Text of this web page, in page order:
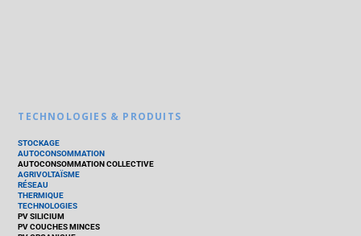
TECHNOLOGIES & PRODUITS
STOCKAGE
AUTOCONSOMMATION
AUTOCONSOMMATION COLLECTIVE
AGRIVOLTAÏSME
RÉSEAU
THERMIQUE
TECHNOLOGIES
PV SILICIUM
PV COUCHES MINCES